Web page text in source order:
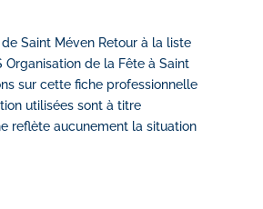
Saint Méven Retour à la liste
Organisation de la Fête à Saint
sur cette fiche professionnelle
utilisées sont à titre
reflète aucunement la situation